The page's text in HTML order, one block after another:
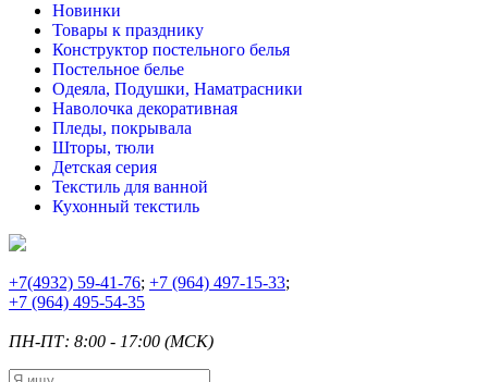
Новинки
Товары к празднику
Конструктор постельного белья
Постельное белье
Одеяла, Подушки, Наматрасники
Наволочка декоративная
Пледы, покрывала
Шторы, тюли
Детская серия
Текстиль для ванной
Кухонный текстиль
+7(4932) 59-41-76; +7 (964) 497-15-33;
+7 (964) 495-54-35
ПН-ПТ: 8:00 - 17:00 (МСК)